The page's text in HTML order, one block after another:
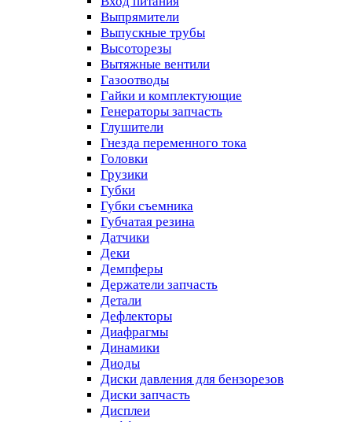
Выпрямители
Выпускные трубы
Высоторезы
Вытяжные вентили
Газоотводы
Гайки и комплектующие
Генераторы запчасть
Глушители
Гнезда переменного тока
Головки
Грузики
Губки
Губки съемника
Губчатая резина
Датчики
Деки
Демпферы
Держатели запчасть
Детали
Дефлекторы
Диафрагмы
Динамики
Диоды
Диски давления для бензорезов
Диски запчасть
Дисплеи